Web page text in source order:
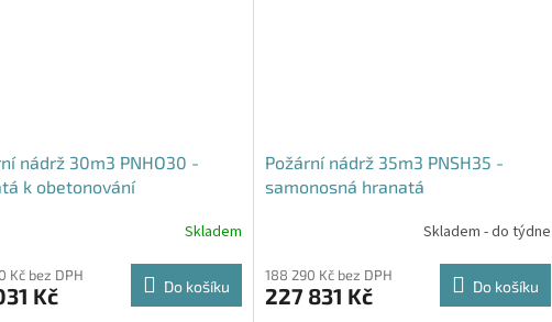
nádrž 30m3 PNHO30 -
k obetonování
Skladem
Kč bez DPH
Kč Do košíku
Požární nádrž 35m3 PNSH35 -
samonosná hranatá
Skladem - do týdne
188 290 Kč bez DPH
227 831 Kč Do košíku